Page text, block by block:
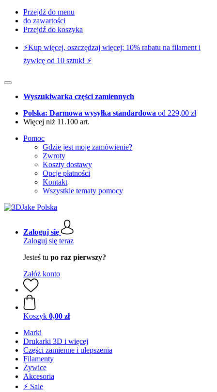
Przejdź do menu
do zawartości
Przejdź do koszyka
⚡️Kup więcej, oszczędzaj więcej: 10% rabatu na filament i
żywicę od 10 sztuk! ⚡️
Wyszukiwarka części zamiennych
Polska: Darmowa wysyłka standardowa od 229,00 zł
Więcej niż 11.100 art.
Pomoc
Gdzie jest moje zamówienie?
Zwroty
Koszty dostawy
Opcje płatności
Kontakt
Wszystkie tematy pomocy
Zaloguj się
Zaloguj się teraz
Jesteś tu po raz pierwszy?
Załóż konto
Koszyk 0,00 zł
Marki
Drukarki 3D i więcej
Części zamienne i ulepszenia
Filamenty
Żywice
Akcesoria
⚡ Sale